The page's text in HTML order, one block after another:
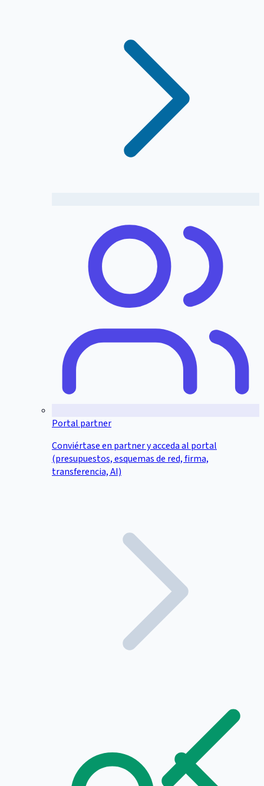
Portal partner
Conviértase en partner y acceda al portal
(presupuestos, esquemas de red, firma,
transferencia, AI)